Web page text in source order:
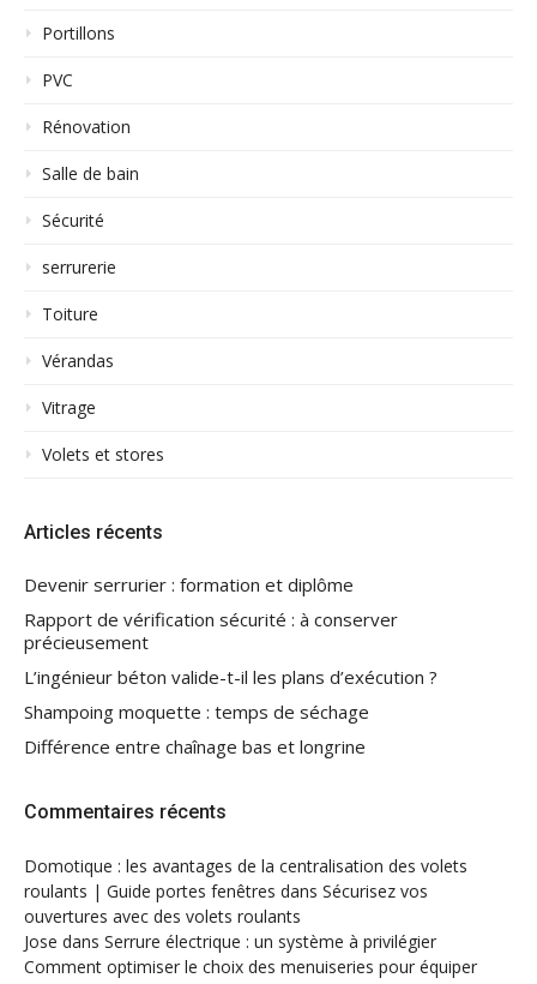
Portillons
PVC
Rénovation
Salle de bain
Sécurité
serrurerie
Toiture
Vérandas
Vitrage
Volets et stores
Articles récents
Devenir serrurier : formation et diplôme
Rapport de vérification sécurité : à conserver
précieusement
L’ingénieur béton valide-t-il les plans d’exécution ?
Shampoing moquette : temps de séchage
Différence entre chaînage bas et longrine
Commentaires récents
Domotique : les avantages de la centralisation des volets
roulants | Guide portes fenêtres dans Sécurisez vos
ouvertures avec des volets roulants
Jose dans Serrure électrique : un système à privilégier
Comment optimiser le choix des menuiseries pour équiper